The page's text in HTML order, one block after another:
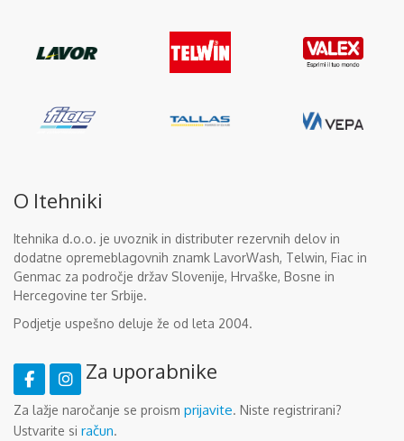
O Itehniki
Itehnika d.o.o. je uvoznik in distributer rezervnih delov in
dodatne opremeblagovnih znamk LavorWash, Telwin, Fiac in
Genmac za področje držav Slovenije, Hrvaške, Bosne in
Hercegovine ter Srbije.
Podjetje uspešno deluje že od leta 2004.
Za uporabnike
Za lažje naročanje se proism prijavite. Niste registrirani?
Ustvarite si račun.